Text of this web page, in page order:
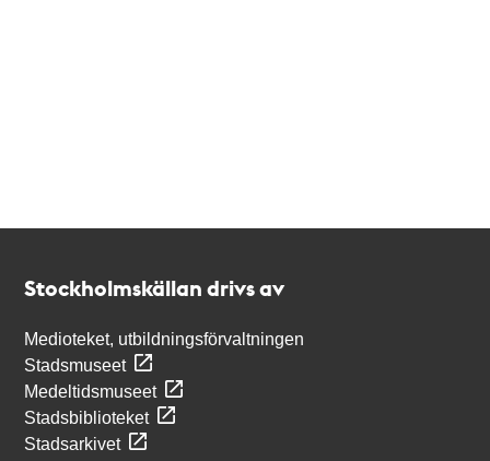
Stockholmskällan drivs av
Medioteket, utbildningsförvaltningen
Stadsmuseet
Medeltidsmuseet
Stadsbiblioteket
Stadsarkivet